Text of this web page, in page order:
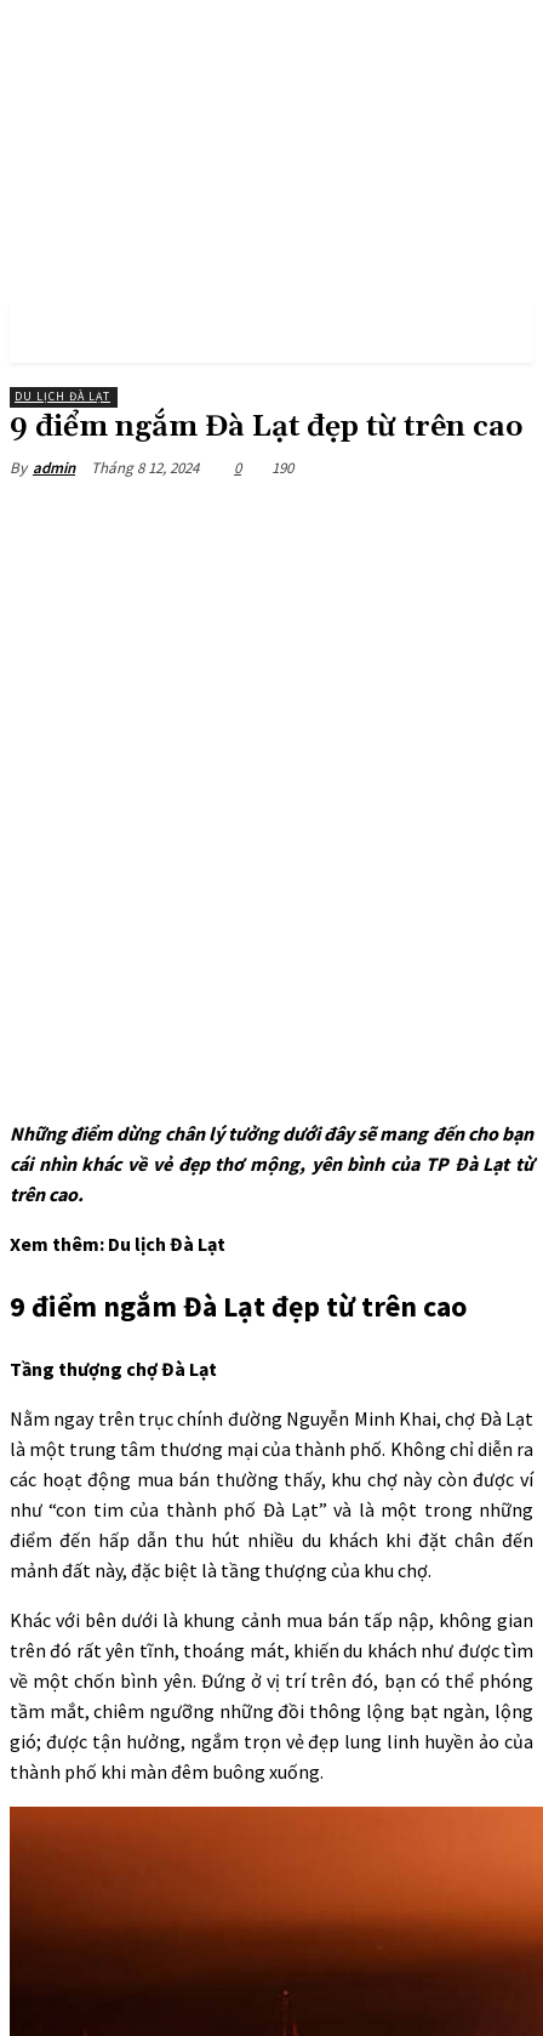
DU LỊCH ĐÀ LẠT
9 điểm ngắm Đà Lạt đẹp từ trên cao
By admin Tháng 8 12, 2024 0 190
Những điểm dừng chân lý tưởng dưới đây sẽ mang đến cho bạn
cái nhìn khác về vẻ đẹp thơ mộng, yên bình của TP Đà Lạt từ
trên cao.
Xem thêm: Du lịch Đà Lạt
9 điểm ngắm Đà Lạt đẹp từ trên cao
Tầng thượng chợ Đà Lạt
Nằm ngay trên trục chính đường Nguyễn Minh Khai, chợ Đà Lạt
là một trung tâm thương mại của thành phố. Không chỉ diễn ra
các hoạt động mua bán thường thấy, khu chợ này còn được ví
như “con tim của thành phố Đà Lạt” và là một trong những
điểm đến hấp dẫn thu hút nhiều du khách khi đặt chân đến
mảnh đất này, đặc biệt là tầng thượng của khu chợ.
Khác với bên dưới là khung cảnh mua bán tấp nập, không gian
trên đó rất yên tĩnh, thoáng mát, khiến du khách như được tìm
về một chốn bình yên. Đứng ở vị trí trên đó, bạn có thể phóng
tầm mắt, chiêm ngưỡng những đồi thông lộng bạt ngàn, lộng
gió; được tận hưởng, ngắm trọn vẻ đẹp lung linh huyền ảo của
thành phố khi màn đêm buông xuống.